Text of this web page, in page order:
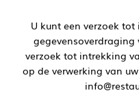
U kunt een verzoek
gegevensoverdraging
verzoek tot intrekking
op de verwerking van